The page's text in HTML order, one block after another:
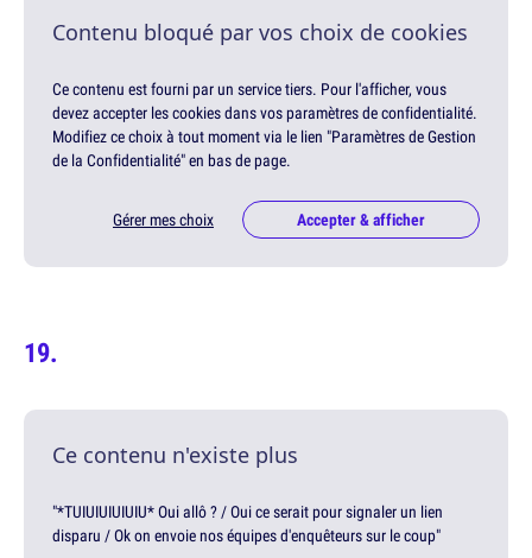
Contenu bloqué par vos choix de cookies
Ce contenu est fourni par un service tiers. Pour l'afficher, vous
devez accepter les cookies dans vos paramètres de confidentialité.
Modifiez ce choix à tout moment via le lien "Paramètres de Gestion
de la Confidentialité" en bas de page.
Gérer mes choix Accepter & afficher
Ce contenu n'existe plus
"*TUIUIUIUIUIU* Oui allô ? / Oui ce serait pour signaler un lien
disparu / Ok on envoie nos équipes d'enquêteurs sur le coup"